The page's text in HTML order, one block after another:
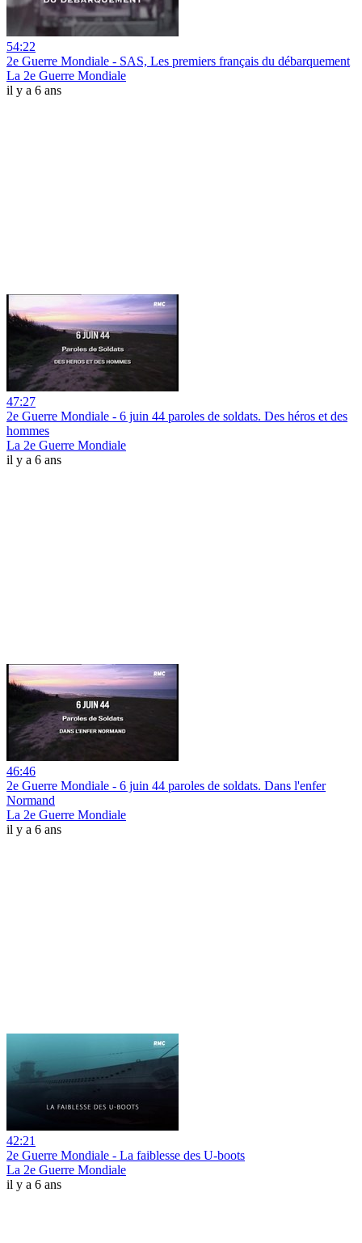
54:22
2e Guerre Mondiale - SAS, Les premiers français du débarquement
La 2e Guerre Mondiale
il y a 6 ans
47:27
2e Guerre Mondiale - 6 juin 44 paroles de soldats. Des héros et des
hommes
La 2e Guerre Mondiale
il y a 6 ans
46:46
2e Guerre Mondiale - 6 juin 44 paroles de soldats. Dans l'enfer
Normand
La 2e Guerre Mondiale
il y a 6 ans
42:21
2e Guerre Mondiale - La faiblesse des U-boots
La 2e Guerre Mondiale
il y a 6 ans